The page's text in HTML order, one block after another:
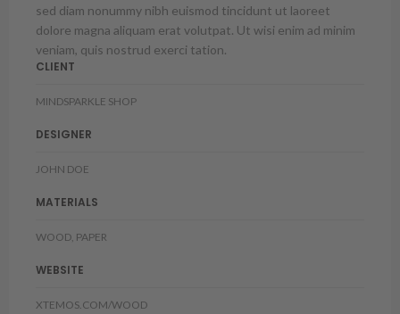
sed diam nonummy nibh euismod tincidunt ut laoreet
dolore magna aliquam erat volutpat. Ut wisi enim ad minim
veniam, quis nostrud exerci tation.
CLIENT
MINDSPARKLE SHOP
DESIGNER
JOHN DOE
MATERIALS
WOOD, PAPER
WEBSITE
XTEMOS.COM/WOOD